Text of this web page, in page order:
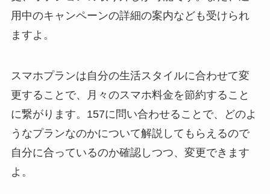
用中のキャンペーンの詳細の案内なども受けられ
ますよ。
スマホプランは自分の生活スタイルに合わせて変
更することで、月々のスマホ料金を節約すること
に繋がります。157に問い合わせることで、どのよ
うなプランなのかについて解説してもらえるので
自分に合っているのか確認しつつ、変更できます
よ。